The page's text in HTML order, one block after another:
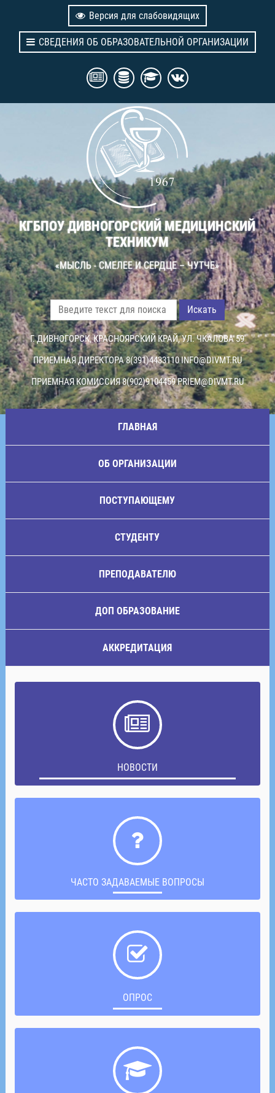
Версия для слабовидящих
СВЕДЕНИЯ ОБ ОБРАЗОВАТЕЛЬНОЙ ОРГАНИЗАЦИИ
КГБПОУ ДИВНОГОРСКИЙ МЕДИЦИНСКИЙ
ТЕХНИКУМ
«МЫСЛЬ - СМЕЛЕЕ И СЕРДЦЕ – ЧУТЧЕ»
Искать
Г. ДИВНОГОРСК, КРАСНОЯРСКИЙ КРАЙ, УЛ. ЧКАЛОВА 59
ПРИЕМНАЯ ДИРЕКТОРА 8(391)4433110INFO@DIVMT.RU
ПРИЕМНАЯ КОМИССИЯ 8(902)9104459PRIEM@DIVMT.RU
ГЛАВНАЯ
ОБ ОРГАНИЗАЦИИ
ПОСТУПАЮЩЕМУ
СТУДЕНТУ
ПРЕПОДАВАТЕЛЮ
ДОП ОБРАЗОВАНИЕ
АККРЕДИТАЦИЯ
НОВОСТИ
ЧАСТО ЗАДАВАЕМЫЕ ВОПРОСЫ
ОПРОС